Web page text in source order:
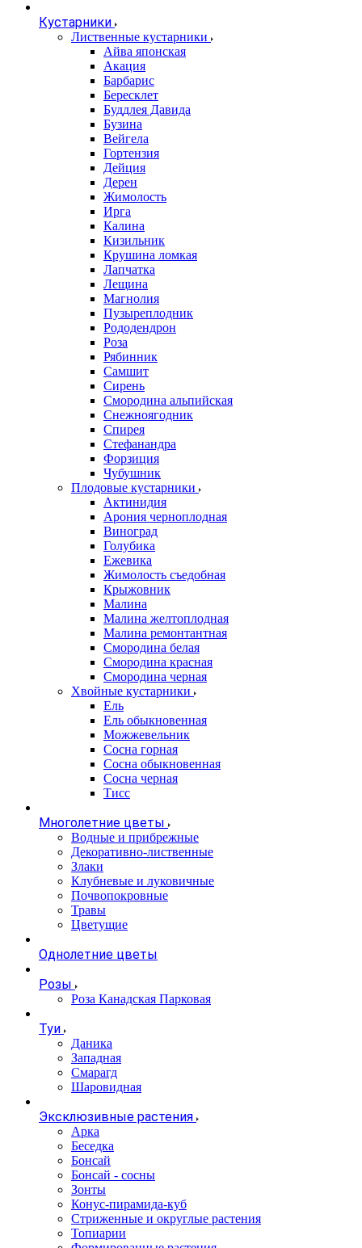
Кустарники
Лиственные кустарники
Айва японская
Акация
Барбарис
Бересклет
Буддлея Давида
Бузина
Вейгела
Гортензия
Дейция
Дерен
Жимолость
Ирга
Калина
Кизильник
Крушина ломкая
Лапчатка
Лещина
Магнолия
Пузыреплодник
Рододендрон
Роза
Рябинник
Самшит
Сирень
Смородина альпийская
Снежноягодник
Спирея
Стефанандра
Форзиция
Чубушник
Плодовые кустарники
Актинидия
Арония черноплодная
Виноград
Голубика
Ежевика
Жимолость съедобная
Крыжовник
Малина
Малина желтоплодная
Малина ремонтантная
Смородина белая
Смородина красная
Смородина черная
Хвойные кустарники
Ель
Ель обыкновенная
Можжевельник
Сосна горная
Сосна обыкновенная
Сосна черная
Тисс
Многолетние цветы
Водные и прибрежные
Декоративно-лиственные
Злаки
Клубневые и луковичные
Почвопокровные
Травы
Цветущие
Однолетние цветы
Розы
Роза Канадская Парковая
Туи
Даника
Западная
Смарагд
Шаровидная
Эксклюзивные растения
Арка
Беседка
Бонсай
Бонсай - сосны
Зонты
Конус-пирамида-куб
Стриженные и округлые растения
Топиарии